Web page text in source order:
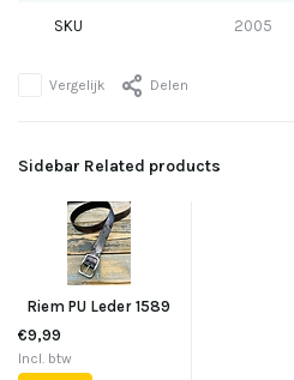
SKU 2005
Vergelijk Delen
Sidebar Related products
Riem PU Leder 1589
€9,99
Incl. btw